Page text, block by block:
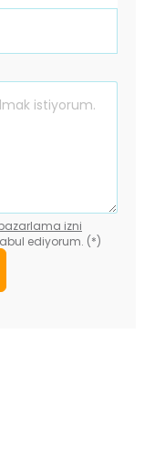
izni
ediyorum. (*)